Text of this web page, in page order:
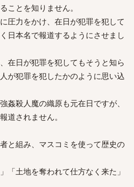
ことを知りません。
圧力をかけ、在日が犯罪を犯して
日本名で報道するようにさせまし
在日が犯罪を犯してもそうと知ら
が犯罪を犯したかのように思い込
姦殺人魔の織原も元在日ですが、
道されません。
と組み、マスコミを使って歴史の
「土地を奪われて仕方なく来た」